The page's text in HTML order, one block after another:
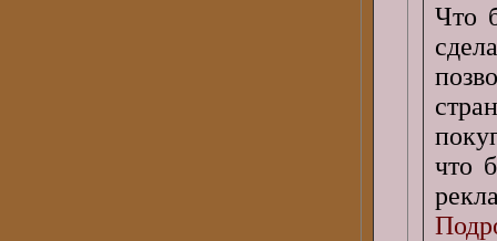
Что
что